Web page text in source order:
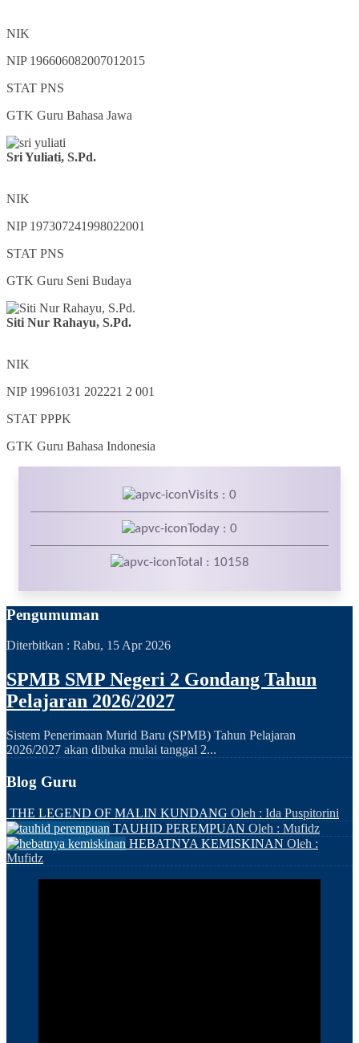
NIK
NIP 196606082007012015
STAT PNS
GTK Guru Bahasa Jawa
Sri Yuliati, S.Pd.
NIK
NIP 197307241998022001
STAT PNS
GTK Guru Seni Budaya
Siti Nur Rahayu, S.Pd.
NIK
NIP 19961031 202221 2 001
STAT PPPK
GTK Guru Bahasa Indonesia
Visits : 0
Today : 0
Total : 10158
Pengumuman
Diterbitkan : Rabu, 15 Apr 2026
SPMB SMP Negeri 2 Gondang Tahun
Pelajaran 2026/2027
Sistem Penerimaan Murid Baru (SPMB) Tahun Pelajaran
2026/2027 akan dibuka mulai tanggal 2...
Blog Guru
THE LEGEND OF MALIN KUNDANG Oleh : Ida Puspitorini
TAUHID PEREMPUAN Oleh : Mufidz
HEBATNYA KEMISKINAN Oleh :
Mufidz